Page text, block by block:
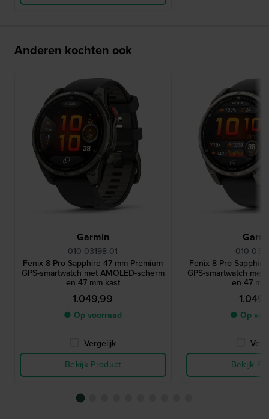
Anderen kochten ook
Garmin
010-03198-01
Fenix 8 Pro Sapphire 47 mm Premium
GPS-smartwatch met AMOLED-scherm
en 47 mm kast
1.049,99
● Op voorraad
Vergelijk
Bekijk Product
010-
Fenix 8 Pro
GPS-smartwatch met
en 47
● Op
Bekijk